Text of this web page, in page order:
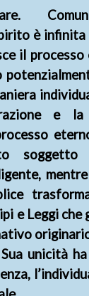
è infinita
il
e la
soggetto
e Leggi che
unicità